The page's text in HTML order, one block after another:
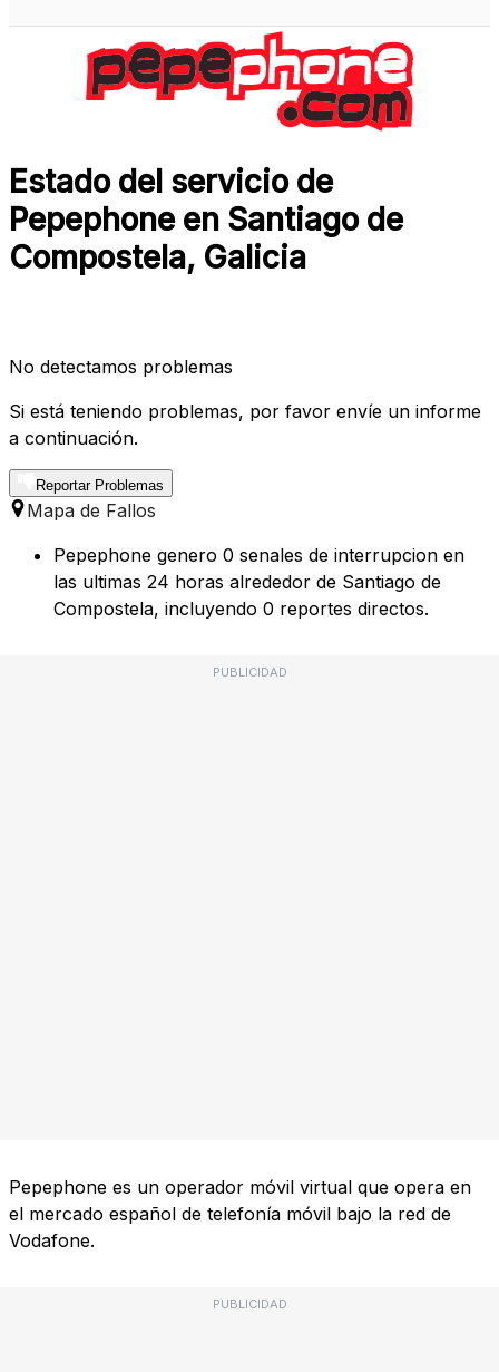
Estado del servicio de
Pepephone en Santiago de
Compostela, Galicia
No detectamos problemas
Si está teniendo problemas, por favor envíe un informe
a continuación.
Reportar Problemas
Mapa de Fallos
Pepephone genero 0 senales de interrupcion en
las ultimas 24 horas alrededor de Santiago de
Compostela, incluyendo 0 reportes directos.
PUBLICIDAD
Pepephone es un operador móvil virtual que opera en
el mercado español de telefonía móvil bajo la red de
Vodafone.
PUBLICIDAD